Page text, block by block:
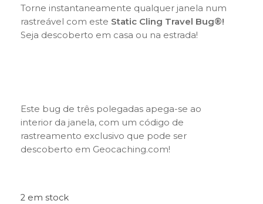
Torne instantaneamente qualquer janela num
rastreável com este Static Cling Travel Bug®!
Seja descoberto em casa ou na estrada!
Este bug de três polegadas apega-se ao
interior da janela, com um código de
rastreamento exclusivo que pode ser
descoberto em Geocaching.com!
2 em stock